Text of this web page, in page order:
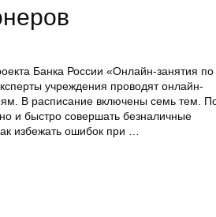
Банка России «Онлайн-занятия по
учреждения проводят онлайн-
В расписание включены семь тем.
и быстро совершать безналичные
избежать ошибок при …